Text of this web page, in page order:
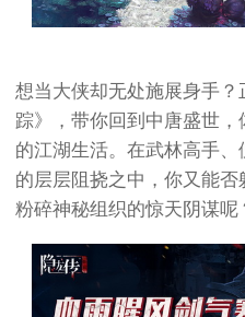
想当大侠却无处施展身手
踪》，带你回到中唐盛世
的江湖生活。在武林高手
的层层阻挠之中，你又能否
粉碎神秘组织的惊天阴谋呢